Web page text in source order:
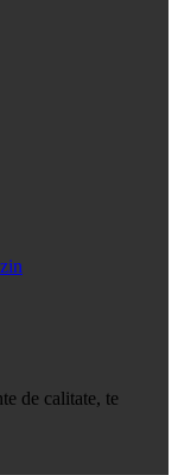
de calitate, te